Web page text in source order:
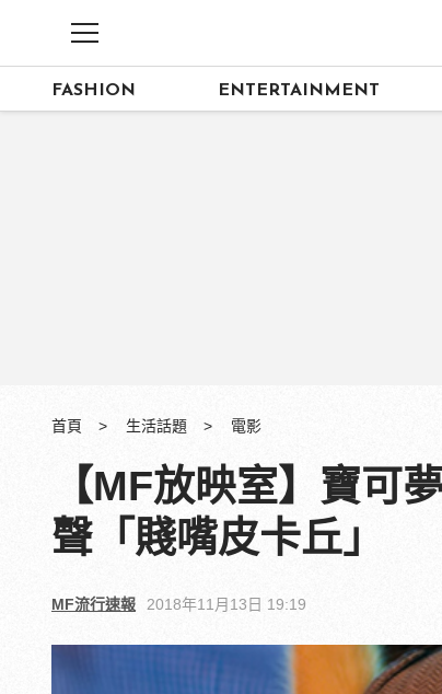
FASHION ENTERTAINMENT
首頁 生活話題 電影
【MF放映室】寶可
聲「賤嘴皮卡丘」
MF流行速報 2018年11月13日 19:19